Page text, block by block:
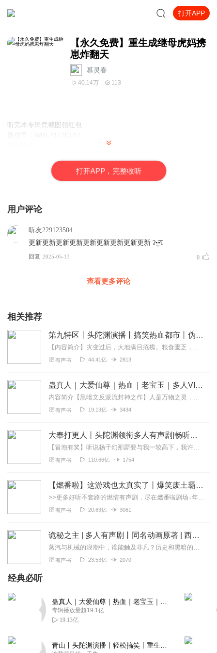
打开APP
【永久免费】重生成继母虎妈携
崽炸翻天
慕灵春
40.14万 113
听完本专辑凭截图领红包
奔。既然重生了，又做了继母，俗话说亲娘后娘都是娘，不能让我
的三个崽再受欺负，谁再敢欺负我们，能动手绝不BB，不服就来试
打开APP，完整收听
用户评论
听友229123504
更新更新更新更新更新更新更新更新更新 ʔ•̫͡•ʕ
回复 2025-05-13 0
查看更多评论
相关推荐
第九特区丨头陀渊演播丨搞笑热血都市丨伪戒丨VIP免费多人有声剧
【内容简介】灾变过后，大地满目疮痍。粮食匮乏，资源紧俏，局势混乱……一位从待规划区杀出来的青年，背对着漫天黄沙，孤身来到九区谋生，却不曾想偶然结识三五好友，一念...
有声书 44.41亿 2813
蛊真人｜大爱仙尊｜热血｜老宝玉｜多人VIP免费有声剧
内容简介【黑暗文反派流封神之作】人是万物之灵，蛊是天地真精。一个穿越者不断重生的故事。一个养蛊、炼蛊、用蛊的奇特世界。配音组（男角色）老宝玉旁白...
有声书 19.13亿 3434
大奉打更人丨头陀渊领衔多人有声剧|畅听全集|王鹤棣、田曦薇主演影视剧原著|卖报小郎君
【冒泡有奖】听说杨千幻那厮要与我一较高下，我许七安要开始装叉了！快进入声音播放页戳下方输入框，冒个泡偷偷告诉我，我要用哪些诗词才能胜过他？说得好的，有赏！202...
有声书 110.66亿 1754
【燃番啦】这游戏也太真实了丨爆笑废土霸榜神作丨紫襟剧社制作
>>更多好听不套路的燃情有声剧，尽在燃番啦剧场↓年度重磅推荐本专辑为VIP免费专辑每天上午10点5集更新，订阅可以听到最新内容哦！每周抽一个专辑五星优质评论送...
有声书 20.63亿 3061
诡秘之主 | 多人有声剧丨同名动画原著 | 西幻克苏鲁 | 乌贼作品
蒸汽与机械的浪潮中，谁能触及非凡？历史和黑暗的迷雾里，又是谁在耳语？我从诡秘中醒来，睁眼看见这个世界：枪械，大炮，巨舰，飞空艇，差分机；魔药，占卜，诅咒，倒吊人...
有声书 23.53亿 2070
经典必听
专辑播放量超19.1亿
19.13亿